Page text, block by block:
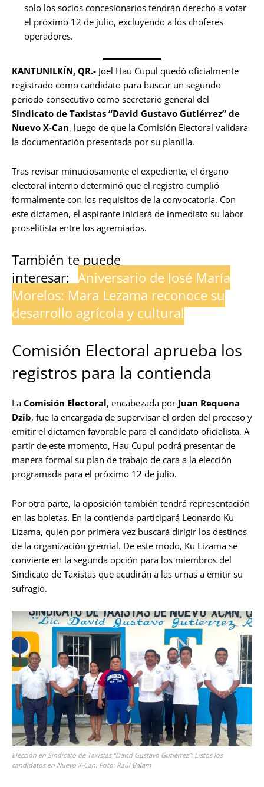
solo los socios concesionarios tendrán derecho a votar
el próximo 12 de julio, excluyendo a los choferes
operadores.
KANTUNILKÍN, QR.- Joel Hau Cupul quedó oficialmente
registrado como candidato para buscar un segundo
periodo consecutivo como secretario general del
Sindicato de Taxistas “David Gustavo Gutiérrez” de
Nuevo X-Can, luego de que la Comisión Electoral validara
la documentación presentada por su planilla.
Tras revisar minuciosamente el expediente, el órgano
electoral interno determinó que el registro cumplió
formalmente con los requisitos de la convocatoria. Con
este dictamen, el aspirante iniciará de inmediato su labor
proselitista entre los agremiados.
También te puede
interesar: Aniversario de José María
Morelos: Mara Lezama reconoce su
desarrollo agrícola y cultural
Comisión Electoral aprueba los
registros para la contienda
La Comisión Electoral, encabezada por Juan Requena
Dzib, fue la encargada de supervisar el orden del proceso y
emitir el dictamen favorable para el candidato oficialista. A
partir de este momento, Hau Cupul podrá presentar de
manera formal su plan de trabajo de cara a la elección
programada para el próximo 12 de julio.
Por otra parte, la oposición también tendrá representación
en las boletas. En la contienda participará Leonardo Ku
Lizama, quien por primera vez buscará dirigir los destinos
de la organización gremial. De este modo, Ku Lizama se
convierte en la segunda opción para los miembros del
Sindicato de Taxistas que acudirán a las urnas a emitir su
sufragio.
Elección en Sindicato de Taxistas “David Gustavo Gutiérrez”: Listos los
candidatos en Nuevo X-Can. Foto: Raúl Balam